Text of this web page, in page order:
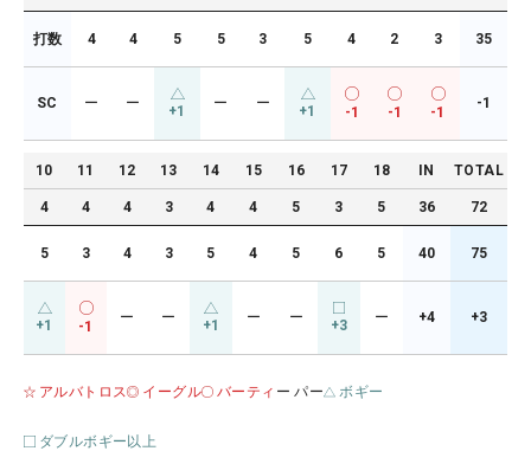
打数 4 4 5 5 3 5 4 2 3 35
SC ー ー +1 ー ー +1 -1 -1 -1
-1
10 11 12 13 14 15 16 17 18 IN TOTAL
4 4 4 3 4 4 5 3 5 36 72
5 3 4 3 5 4 5 6 5 40 75
+1 -1
ー ー +1 ー ー +3 ー +4 +3
アルバトロス イーグル バーティ ー パー ボギー
ダブルボギー以上